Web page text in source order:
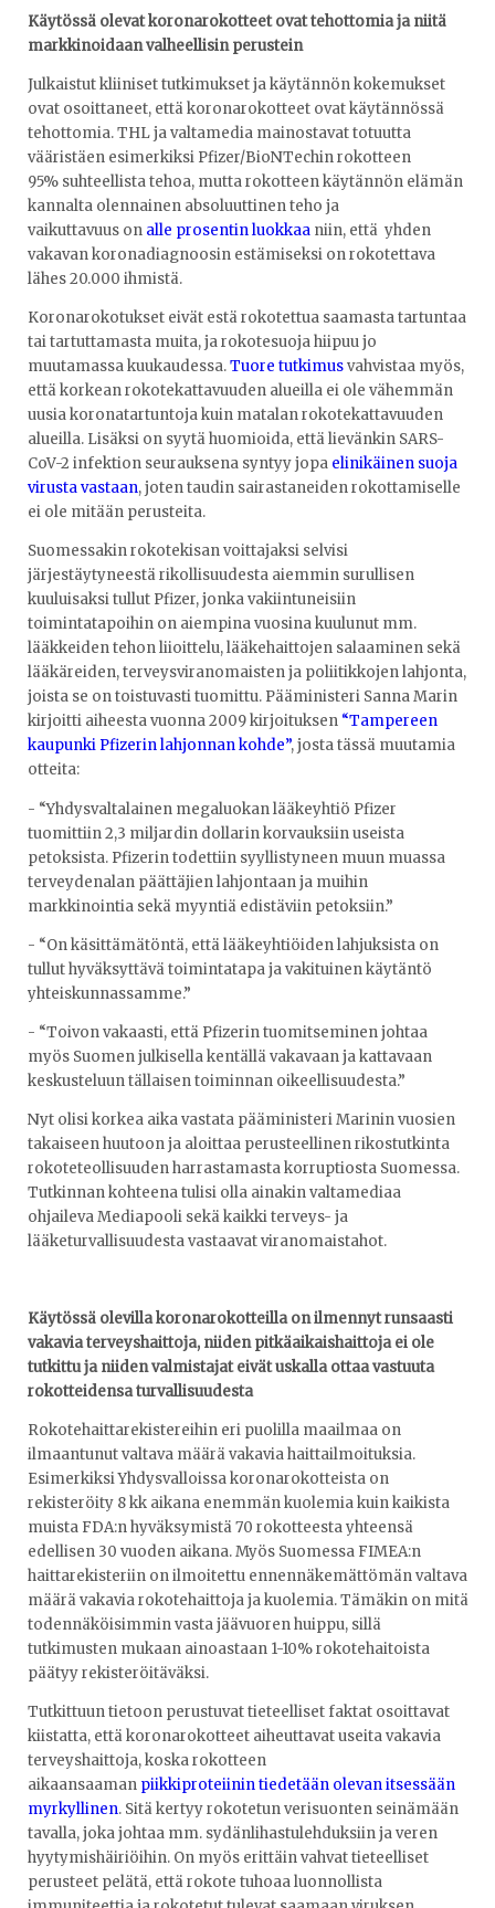
Käytössä olevat koronarokotteet ovat tehottomia ja niitä
markkinoidaan valheellisin perustein
Julkaistut kliiniset tutkimukset ja käytännön kokemukset
ovat osoittaneet, että koronarokotteet ovat käytännössä
tehottomia. THL ja valtamedia mainostavat totuutta
vääristäen esimerkiksi Pfizer/BioNTechin rokotteen
95% suhteellista tehoa, mutta rokotteen käytännön elämän
kannalta olennainen absoluuttinen teho ja
vaikuttavuus on alle prosentin luokkaa niin, että yhden
vakavan koronadiagnoosin estämiseksi on rokotettava
lähes 20.000 ihmistä.
Koronarokotukset eivät estä rokotettua saamasta tartuntaa
tai tartuttamasta muita, ja rokotesuoja hiipuu jo
muutamassa kuukaudessa.Tuore tutkimusvahvistaa myös,
että korkean rokotekattavuuden alueilla ei ole vähemmän
uusia koronatartuntoja kuin matalan rokotekattavuuden
alueilla. Lisäksi on syytä huomioida, että lievänkin SARS-
CoV-2 infektion seurauksena syntyy jopa elinikäinen suoja
virusta vastaan, joten taudin sairastaneiden rokottamiselle
ei ole mitään perusteita.
Suomessakin rokotekisan voittajaksi selvisi
järjestäytyneestä rikollisuudesta aiemmin surullisen
kuuluisaksi tullut Pfizer, jonka vakiintuneisiin
toimintatapoihin on aiempina vuosina kuulunut mm.
lääkkeiden tehon liioittelu, lääkehaittojen salaaminen sekä
lääkäreiden, terveysviranomaisten ja poliitikkojen lahjonta,
joista se on toistuvasti tuomittu. Pääministeri Sanna Marin
kirjoitti aiheesta vuonna 2009 kirjoituksen “Tampereen
kaupunki Pfizerin lahjonnan kohde”, josta tässä muutamia
otteita:
- “Yhdysvaltalainen megaluokan lääkeyhtiö Pfizer
tuomittiin 2,3 miljardin dollarin korvauksiin useista
petoksista. Pfizerin todettiin syyllistyneen muun muassa
terveydenalan päättäjien lahjontaan ja muihin
markkinointia sekä myyntiä edistäviin petoksiin.”
- “On käsittämätöntä, että lääkeyhtiöiden lahjuksista on
tullut hyväksyttävä toimintatapa ja vakituinen käytäntö
yhteiskunnassamme.”
- “Toivon vakaasti, että Pfizerin tuomitseminen johtaa
myös Suomen julkisella kentällä vakavaan ja kattavaan
keskusteluun tällaisen toiminnan oikeellisuudesta.”
Nyt olisi korkea aika vastata pääministeri Marinin vuosien
takaiseen huutoon ja aloittaa perusteellinen rikostutkinta
rokoteteollisuuden harrastamasta korruptiosta Suomessa.
Tutkinnan kohteena tulisi olla ainakin valtamediaa
ohjaileva Mediapooli sekä kaikki terveys- ja
lääketurvallisuudesta vastaavat viranomaistahot.
Käytössä olevilla koronarokotteilla on ilmennyt runsaasti
vakavia terveyshaittoja, niiden pitkäaikaishaittoja ei ole
tutkittu ja niiden valmistajat eivät uskalla ottaa vastuuta
rokotteidensa turvallisuudesta
Rokotehaittarekistereihin eri puolilla maailmaa on
ilmaantunut valtava määrä vakavia haittailmoituksia.
Esimerkiksi Yhdysvalloissa koronarokotteista on
rekisteröity 8 kk aikana enemmän kuolemia kuin kaikista
muista FDA:n hyväksymistä 70 rokotteesta yhteensä
edellisen 30 vuoden aikana. Myös Suomessa FIMEA:n
haittarekisteriin on ilmoitettu ennennäkemättömän valtava
määrä vakavia rokotehaittoja ja kuolemia. Tämäkin on mitä
todennäköisimmin vasta jäävuoren huippu, sillä
tutkimusten mukaan ainoastaan 1-10% rokotehaitoista
päätyy rekisteröitäväksi.
Tutkittuun tietoon perustuvat tieteelliset faktat osoittavat
kiistatta, että koronarokotteet aiheuttavat useita vakavia
terveyshaittoja, koska rokotteen
aikaansaaman piikkiproteiinin tiedetään olevan itsessään
myrkyllinen. Sitä kertyy rokotetun verisuonten seinämään
tavalla, joka johtaa mm. sydänlihastulehduksiin ja veren
hyytymishäiriöihin. On myös erittäin vahvat tieteelliset
perusteet pelätä, että rokote tuhoaa luonnollista